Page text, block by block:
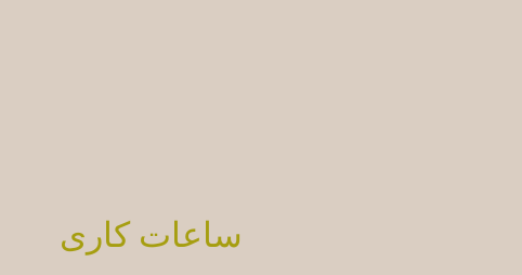
ساعات کاری